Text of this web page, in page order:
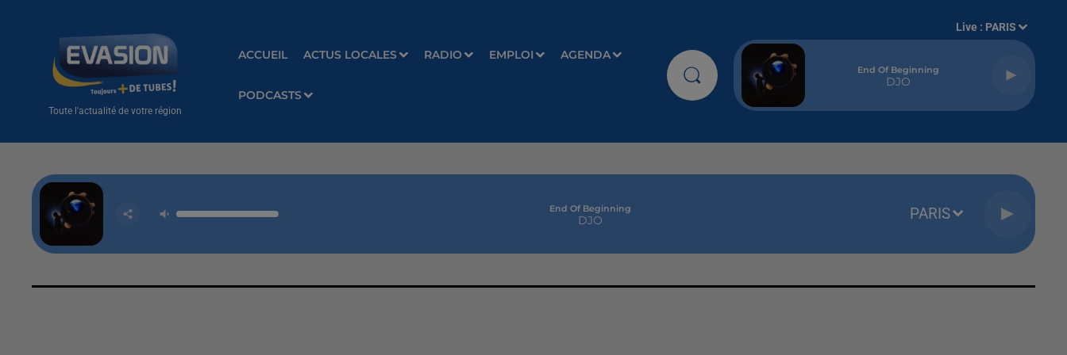
Toute l'actualité de votre région
ACCUEIL ACTUS LOCALES RADIO EMPLOI AGENDA
PODCASTS
Live : PARIS
End Of Beginning
DJO
End Of Beginning
DJO PARIS